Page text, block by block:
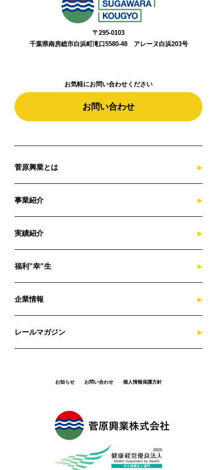
〒295-0103
千葉県南房総市白浜町滝口5580-48 アレーヌ白浜203号
お気軽にお問い合わせください
お問い合わせ
菅原興業とは
事業紹介
実績紹介
福利”幸”生
企業情報
レールマガジン
お知らせ お問い合わせ 個人情報保護方針